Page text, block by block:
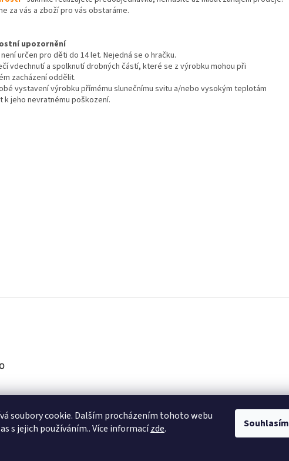
soubory cookie. Dalším procházením tohoto webu
s jejich používáním.. Více informacízde. Souhlasím
za vás a zboží pro vás obstaráme.
upozornění
určen pro děti do 14 let. Nejedná se o hračku.
vdechnutí a spolknutí drobných částí, které se z výrobku mohou při
zacházení oddělit.
vystavení výrobku přímému slunečnímu svitu a/nebo vysokým teplotám
k jeho nevratnému poškození.
údajů